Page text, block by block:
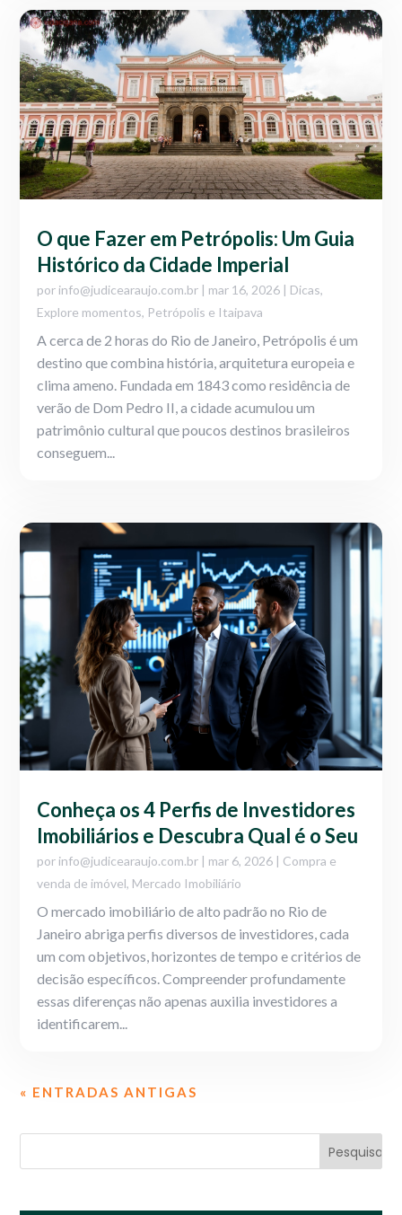
O que Fazer em Petrópolis: Um Guia
Histórico da Cidade Imperial
por info@judicearaujo.com.br | mar 16, 2026 | Dicas,
Explore momentos, Petrópolis e Itaipava
A cerca de 2 horas do Rio de Janeiro, Petrópolis é um
destino que combina história, arquitetura europeia e
clima ameno. Fundada em 1843 como residência de
verão de Dom Pedro II, a cidade acumulou um
patrimônio cultural que poucos destinos brasileiros
conseguem...
Conheça os 4 Perfis de Investidores
Imobiliários e Descubra Qual é o Seu
por info@judicearaujo.com.br | mar 6, 2026 | Compra e
venda de imóvel, Mercado Imobiliário
O mercado imobiliário de alto padrão no Rio de
Janeiro abriga perfis diversos de investidores, cada
um com objetivos, horizontes de tempo e critérios de
decisão específicos. Compreender profundamente
essas diferenças não apenas auxilia investidores a
identificarem...
« ENTRADAS ANTIGAS